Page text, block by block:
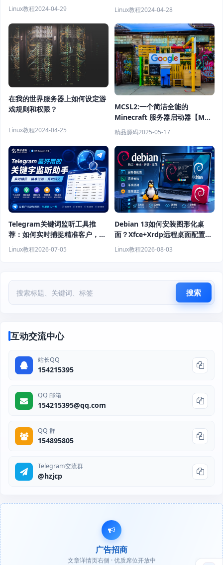
Linux教程2024-04-29 Linux教程2024-04-28
在我的世界服务器上如何设定游
戏规则和权限？
Linux教程2024-04-25
MCSL2:一个简洁全能的
Minecraft 服务器启动器【MC
开服神器】
精品源码2025-05-17
Telegram关键词监听工具推
荐：如何实时捕捉精准客户，提
高获客效率？
Linux教程2026-07-05
Debian 13如何安装图形化桌
面？Xfce+Xrdp远程桌面配置教
程
Linux教程2026-08-03
搜索
互动交流中心
站长QQ
154215395
QQ 邮箱
154215395@qq.com
QQ 群
154895805
Telegram交流群
@hzjcp
广告招商
文章详情页右侧 · 优质席位开放中